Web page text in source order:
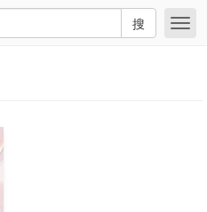
搜